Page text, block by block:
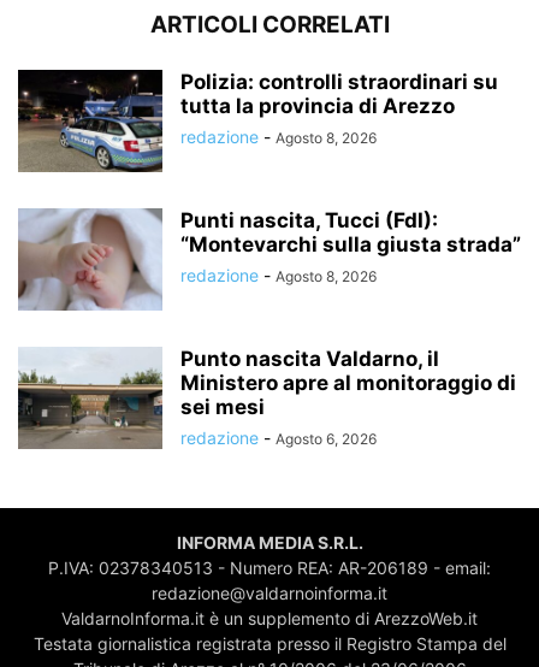
ARTICOLI CORRELATI
Polizia: controlli straordinari su
tutta la provincia di Arezzo
redazione - Agosto 8, 2026
Punti nascita, Tucci (FdI):
“Montevarchi sulla giusta strada”
redazione - Agosto 8, 2026
Punto nascita Valdarno, il
Ministero apre al monitoraggio di
sei mesi
redazione - Agosto 6, 2026
INFORMA MEDIA S.R.L.
P.IVA: 02378340513 - Numero REA: AR-206189 - email:
redazione@valdarnoinforma.it
ValdarnoInforma.it è un supplemento di ArezzoWeb.it
Testata giornalistica registrata presso il Registro Stampa del